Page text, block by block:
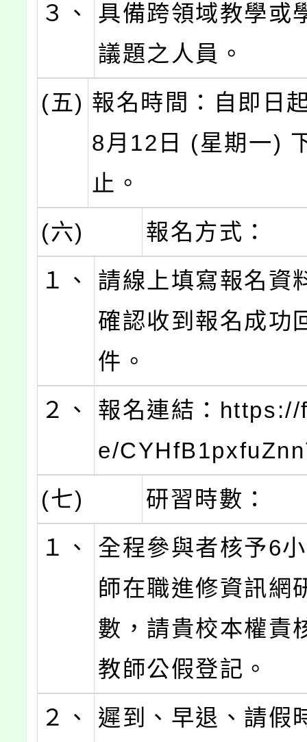
３、
具備跨領域教學或
議題之人員。
(五) 報名時間：自即日
8月12日 (星期一)
止。
(六)
報名方式：
１、
請線上填寫報名資
確認收到報名成功
件。
２、
報名連結：
e/
(七)
研習時數：
１、
全程參與者核予6
師在職進修資訊網
數，請貴校本權責
教師公假登記。
２、
遲到、早退、請假